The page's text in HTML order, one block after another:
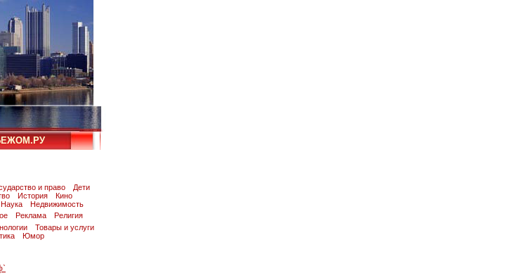
и право
Дети
История
Кино
Наука
Недвижимость
Реклама
Религия
Товары и услуги
Юмор